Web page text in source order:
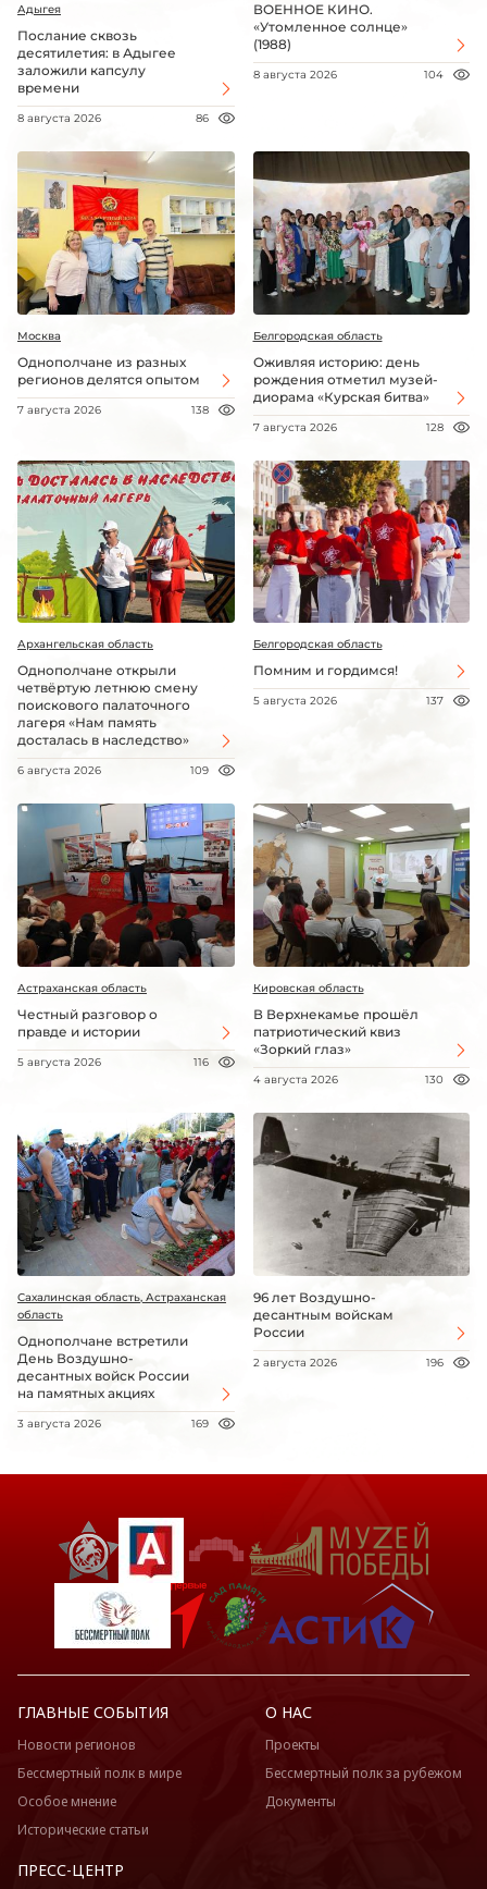
Адыгея
Послание сквозь
десятилетия: в Адыгее
заложили капсулу
времени
8 августа 2026 86
ВОЕННОЕ КИНО.
«Утомленное солнце»
(1988)
8 августа 2026 104
Москва
Однополчане из разных
регионов делятся опытом
7 августа 2026 138
Белгородская область
Оживляя историю: день
рождения отметил музей-
диорама «Курская битва»
7 августа 2026 128
Архангельская область
Однополчане открыли
четвёртую летнюю смену
поискового палаточного
лагеря «Нам память
досталась в наследство»
6 августа 2026 109
Белгородская область
Помним и гордимся!
5 августа 2026 137
Астраханская область
Честный разговор о
правде и истории
5 августа 2026 116
Кировская область
В Верхнекамье прошёл
патриотический квиз
«Зоркий глаз»
4 августа 2026 130
Сахалинская область, Астраханская
область
Однополчане встретили
День Воздушно-
десантных войск России
на памятных акциях
3 августа 2026 169
96 лет Воздушно-
десантным войскам
России
2 августа 2026 196
ГЛАВНЫЕ СОБЫТИЯ
Новости регионов
Бессмертный полк в мире
Особое мнение
Исторические статьи
О НАС
Проекты
Бессмертный полк за рубежом
Документы
ПРЕСС-ЦЕНТР